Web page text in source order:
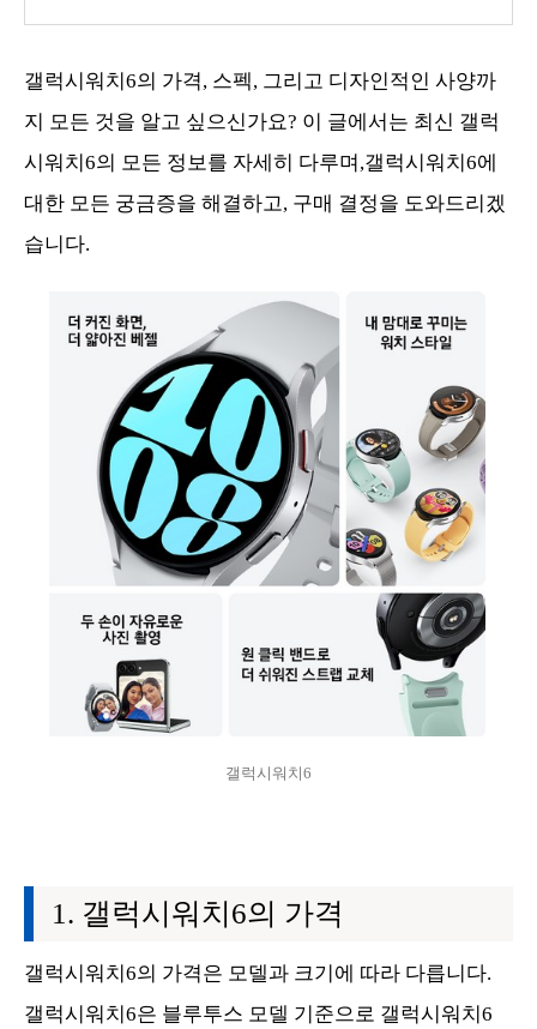
갤럭시워치6의 가격, 스펙, 그리고 디자인적인 사양까
지 모든 것을 알고 싶으신가요? 이 글에서는 최신 갤럭
시워치6의 모든 정보를 자세히 다루며,갤럭시워치6에
대한 모든 궁금증을 해결하고, 구매 결정을 도와드리겠
습니다.
갤럭시워치6
갤럭시워치6의 가격
갤럭시워치6의 가격은 모델과 크기에 따라 다릅니다.
갤럭시워치6은 블루투스 모델 기준으로 갤럭시워치6